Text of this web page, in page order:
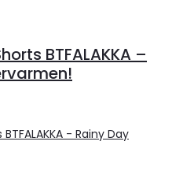
BTFALAKKA –